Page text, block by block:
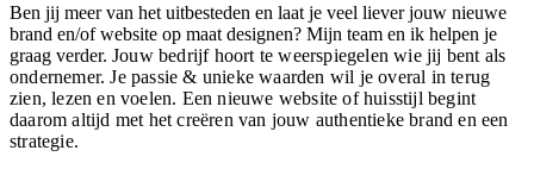
Ben jij meer van het uitbesteden en laat je veel liever jouw nieuwe
brand en/of website op maat designen? Mijn team en ik helpen je
graag verder. Jouw bedrijf hoort te weerspiegelen wie jij bent als
ondernemer. Je passie & unieke waarden wil je overal in terug
zien, lezen en voelen. Een nieuwe website of huisstijl begint
daarom altijd met het creëren van jouw authentieke brand en een
strategie.